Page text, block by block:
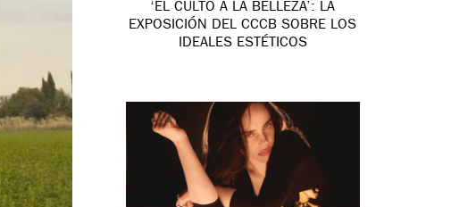
‘EL CULTO A LA BELLEZA’: LA
EXPOSICIÓN DEL CCCB SOBRE LOS
IDEALES ESTÉTICOS